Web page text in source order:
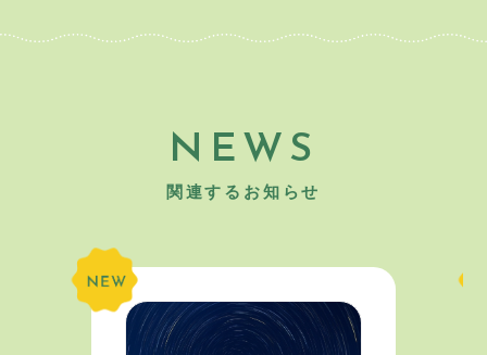
NEWS
関連するお知らせ